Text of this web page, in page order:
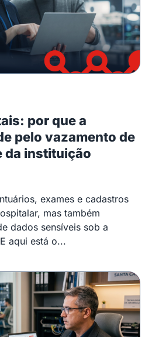
por que a
pelo vazamento de
da instituição
exames e cadastros
mas também
dados sensíveis sob a
aqui está o...